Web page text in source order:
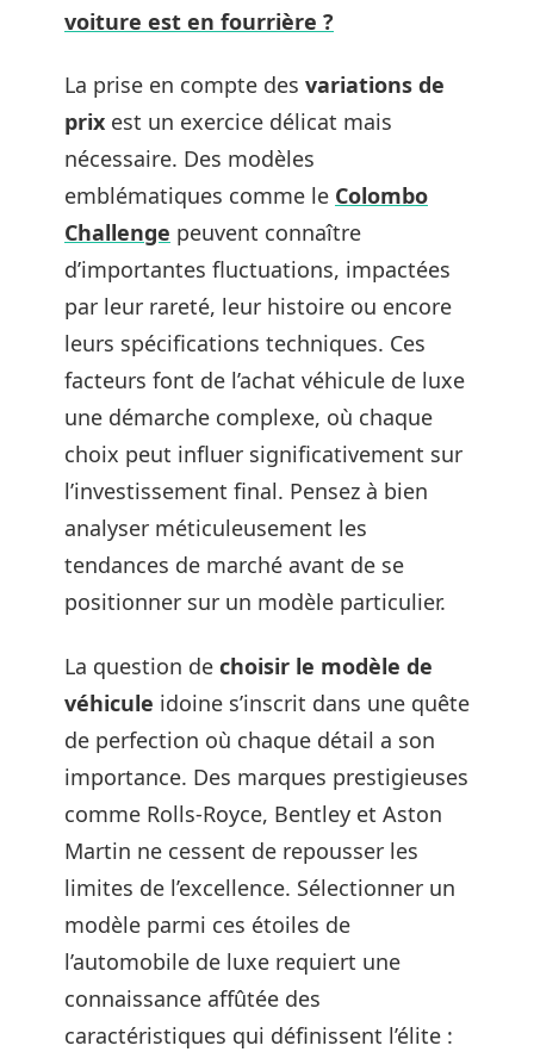
voiture est en fourrière ?
La prise en compte des variations de
prix est un exercice délicat mais
nécessaire. Des modèles
emblématiques comme le Colombo
Challenge peuvent connaître
d’importantes fluctuations, impactées
par leur rareté, leur histoire ou encore
leurs spécifications techniques. Ces
facteurs font de l’achat véhicule de luxe
une démarche complexe, où chaque
choix peut influer significativement sur
l’investissement final. Pensez à bien
analyser méticuleusement les
tendances de marché avant de se
positionner sur un modèle particulier.
La question de choisir le modèle de
véhicule idoine s’inscrit dans une quête
de perfection où chaque détail a son
importance. Des marques prestigieuses
comme Rolls-Royce, Bentley et Aston
Martin ne cessent de repousser les
limites de l’excellence. Sélectionner un
modèle parmi ces étoiles de
l’automobile de luxe requiert une
connaissance affûtée des
caractéristiques qui définissent l’élite :